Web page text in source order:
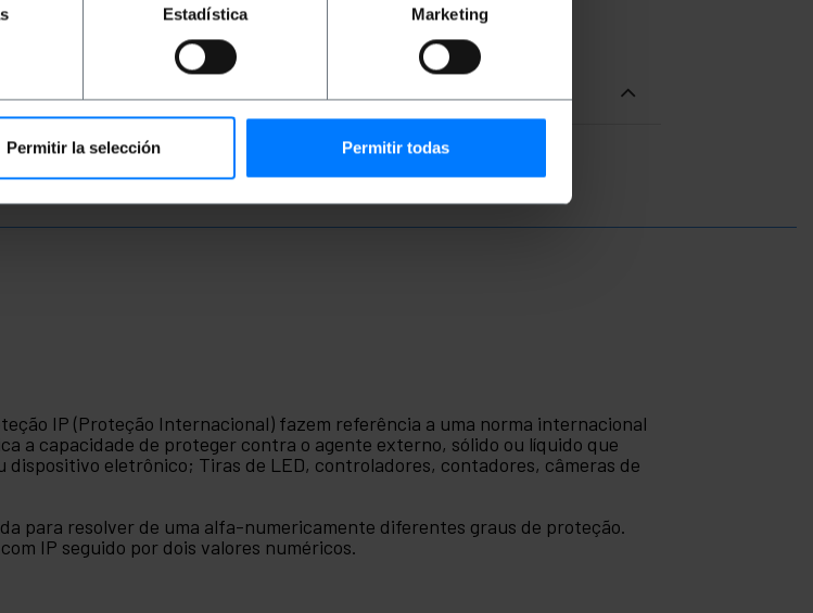
Estadística Marketing
Permitir la selección Permitir todas
IP (Proteção Internacional) fazem referência a uma norma internacional
a capacidade de proteger contra o agente externo, sólido ou líquido que
dispositivo eletrônico; Tiras de LED, controladores, contadores, câmeras de
para resolver de uma alfa-numericamente diferentes graus de proteção.
IP seguido por dois valores numéricos.